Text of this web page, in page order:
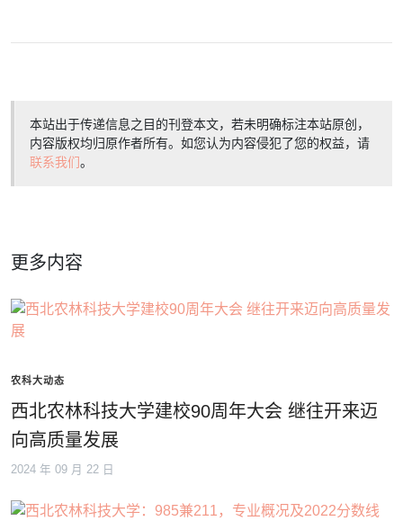
本站出于传递信息之目的刊登本文，若未明确标注本站原创，
内容版权均归原作者所有。如您认为内容侵犯了您的权益，请
联系我们。
更多内容
农科大动态
西北农林科技大学建校90周年大会 继往开来迈
向高质量发展
2024 年 09 月 22 日